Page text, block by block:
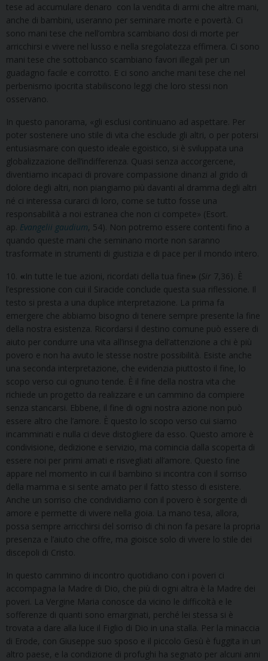
tese ad accumulare denaro con la vendita di armi che altre mani,
anche di bambini, useranno per seminare morte e povertà. Ci
sono mani tese che nell’ombra scambiano dosi di morte per
arricchirsi e vivere nel lusso e nella sregolatezza effimera. Ci sono
mani tese che sottobanco scambiano favori illegali per un
guadagno facile e corrotto. E ci sono anche mani tese che nel
perbenismo ipocrita stabiliscono leggi che loro stessi non
osservano.
In questo panorama, «gli esclusi continuano ad aspettare. Per
poter sostenere uno stile di vita che esclude gli altri, o per potersi
entusiasmare con questo ideale egoistico, si è sviluppata una
globalizzazione dell’indifferenza. Quasi senza accorgercene,
diventiamo incapaci di provare compassione dinanzi al grido di
dolore degli altri, non piangiamo più davanti al dramma degli altri
né ci interessa curarci di loro, come se tutto fosse una
responsabilità a noi estranea che non ci compete» (Esort.
ap. Evangelii gaudium, 54). Non potremo essere contenti fino a
quando queste mani che seminano morte non saranno
trasformate in strumenti di giustizia e di pace per il mondo intero.
10. «In tutte le tue azioni, ricordati della tua fine» (Sir 7,36). È
l’espressione con cui il Siracide conclude questa sua riflessione. Il
testo si presta a una duplice interpretazione. La prima fa
emergere che abbiamo bisogno di tenere sempre presente la fine
della nostra esistenza. Ricordarsi il destino comune può essere di
aiuto per condurre una vita all’insegna dell’attenzione a chi è più
povero e non ha avuto le stesse nostre possibilità. Esiste anche
una seconda interpretazione, che evidenzia piuttosto il fine, lo
scopo verso cui ognuno tende. È il fine della nostra vita che
richiede un progetto da realizzare e un cammino da compiere
senza stancarsi. Ebbene, il fine di ogni nostra azione non può
essere altro che l’amore. È questo lo scopo verso cui siamo
incamminati e nulla ci deve distogliere da esso. Questo amore è
condivisione, dedizione e servizio, ma comincia dalla scoperta di
essere noi per primi amati e risvegliati all’amore. Questo fine
appare nel momento in cui il bambino si incontra con il sorriso
della mamma e si sente amato per il fatto stesso di esistere.
Anche un sorriso che condividiamo con il povero è sorgente di
amore e permette di vivere nella gioia. La mano tesa, allora,
possa sempre arricchirsi del sorriso di chi non fa pesare la propria
presenza e l’aiuto che offre, ma gioisce solo di vivere lo stile dei
discepoli di Cristo.
In questo cammino di incontro quotidiano con i poveri ci
accompagna la Madre di Dio, che più di ogni altra è la Madre dei
poveri. La Vergine Maria conosce da vicino le difficoltà e le
sofferenze di quanti sono emarginati, perché lei stessa si è
trovata a dare alla luce il Figlio di Dio in una stalla. Per la minaccia
di Erode, con Giuseppe suo sposo e il piccolo Gesù è fuggita in un
altro paese, e la condizione di profughi ha segnato per alcuni anni